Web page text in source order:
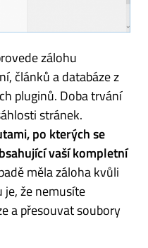
zálohu
článků a databáze z
pluginů. Doba trvání
stránek.
po kterých se
vaší kompletní
měla záloha kvůli
že nemusíte
a přesouvat soubory